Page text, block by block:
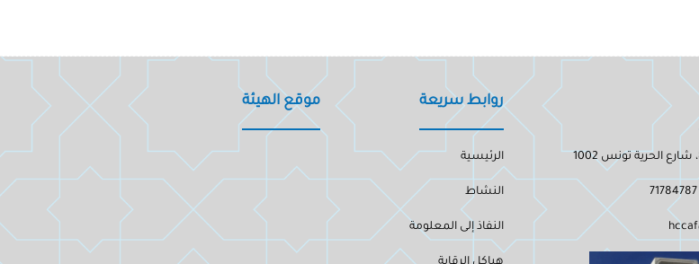
روابط سريعة
الرئيسية
النشاط
النفاذ إلى المعلومة
موقع الهيئة